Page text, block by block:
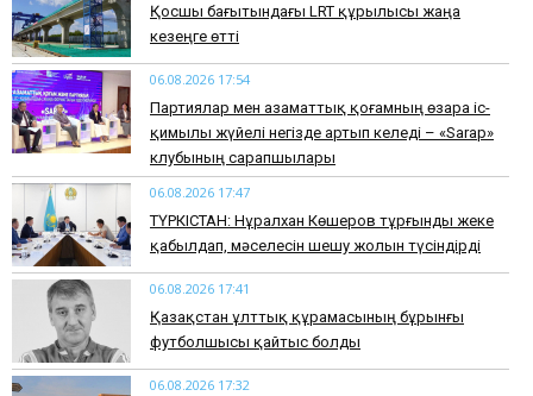
Қосшы бағытындағы LRT құрылысы жаңа
кезеңге өтті
06.08.2026 17:54
Партиялар мен азаматтық қоғамның өзара іс-
қимылы жүйелі негізде артып келеді – «Sarap»
клубының сарапшылары
06.08.2026 17:47
ТҮРКІСТАН: Нұралхан Көшеров тұрғынды жеке
қабылдап, мәселесін шешу жолын түсіндірді
06.08.2026 17:41
Қазақстан ұлттық құрамасының бұрынғы
футболшысы қайтыс болды
06.08.2026 17:32